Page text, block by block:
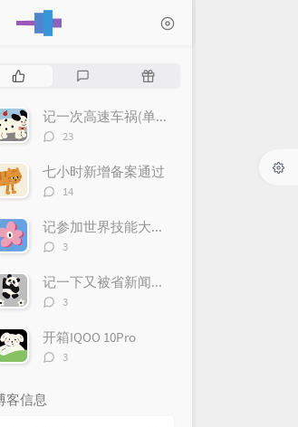
文
章
评
随
文记一次高速车祸(单方事故，车辆全损)
评
数：
23
七小时新增备案通过
评
数：
14
记参加世界技能大赛网站设计与开发项目集中训练 - 1
评
数：
3
记一下又被省新闻联播采访
评
数：
3
开箱IQOO 10Pro
评
3
客信息